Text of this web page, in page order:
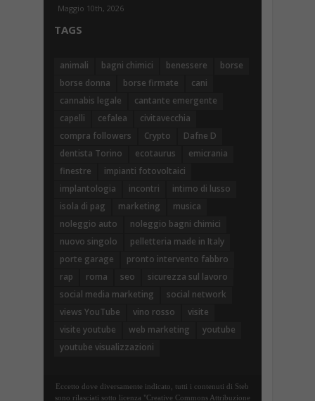
Maggio 10th, 2026
TAGS
animali bagni chimici benessere
borse
borse donna
borse firmate
cani
cannabis legale
cantante emergente
capelli
cefalea
civitavecchia
compra followers
Crypto
Dafne D
dentista Torino
ecotaurus
emicrania
finestre
impianti fotovoltaici
implantologia
incontri
intimo di lusso
isola di pag
marketing
musica
noleggio auto
noleggio bagni chimici
nuovo singolo
pelletteria made in Italy
porte garage
pronto intervento fabbro
rap
roma seo
sicurezza sul lavoro
social media marketing
social network
views YouTube
vino rosso
visite
visite youtube
web marketing
youtube
youtube visualizzazioni
Eccetto dove diversamente indicato, tutti i contenuti di Steb
sono rilasciati sotto licenza "Creative Commons Attribuzione